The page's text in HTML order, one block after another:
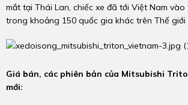
mắt tại Thái Lan, chiếc xe đã tới Việt Nam
trong khoảng 150 quốc gia khác trên Thế giới
Giá bán, các phiên bản của Mitsubishi
mới: